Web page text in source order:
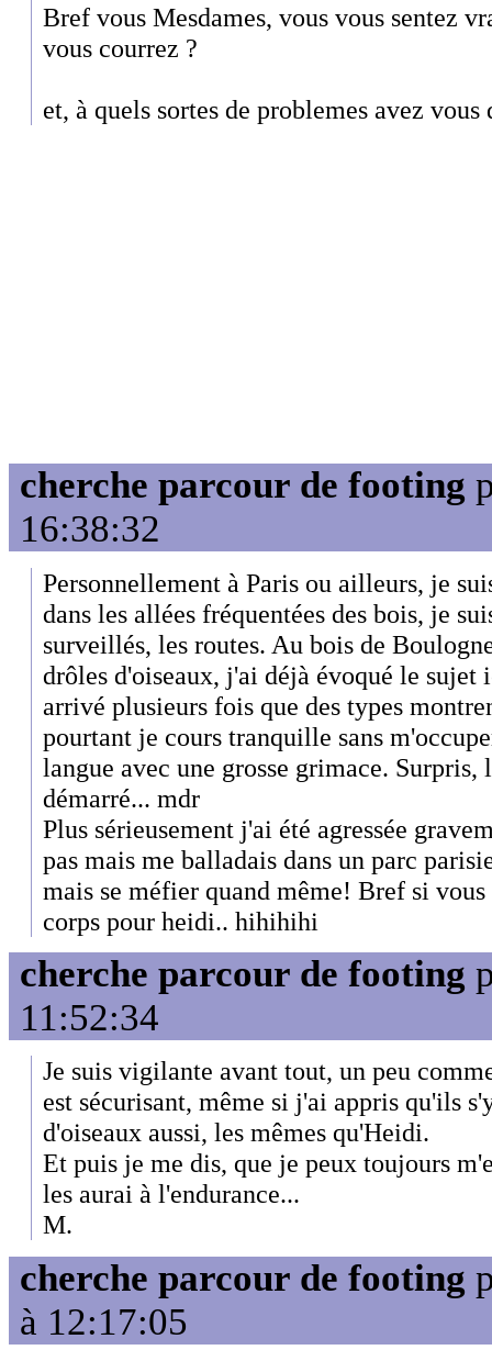
Bref vous Mesdames, vous vous sentez
vous courrez ?
et, à quels sortes de problemes avez
cherche parcour de footing
16:38:32
Personnellement à Paris ou ailleurs, je
dans les allées fréquentées des bois, je
surveillés, les routes. Au bois de
drôles d'oiseaux, j'ai déjà évoqué le sujet
arrivé plusieurs fois que des types
pourtant je cours tranquille sans
langue avec une grosse grimace.
démarré... mdr
Plus sérieusement j'ai été agressée
pas mais me balladais dans un parc
mais se méfier quand même! Bref si vous
corps pour heidi.. hihihihi
cherche parcour de footing
11:52:34
Je suis vigilante avant tout, un peu
est sécurisant, même si j'ai appris qu'ils
d'oiseaux aussi, les mêmes qu'Heidi.
Et puis je me dis, que je peux toujours
les aurai à l'endurance...
M.
cherche parcour de footing
à 12:17:05